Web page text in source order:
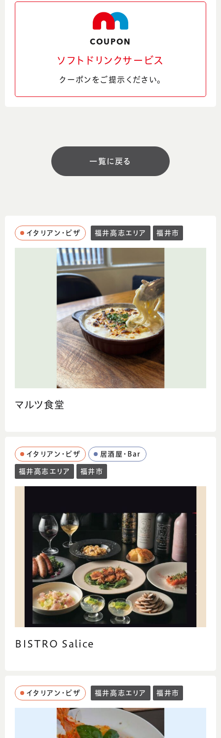
〒918-8205 福井県福井市北四ツ居３丁目
0776‐37‐4790
営業時間
11:30～15:00 ラストオーダー14:30
水曜日
あり 8台
パスタやグラタン、ピザを中心に、2～3週間ご
とにメニューが変わる欧風食堂。
緑豊かで見て癒されるおしゃれな空間で、ゆ
っくり食事を楽しめる大人の一軒です。
COUPON
ソフトドリンクサービス
クーポンをご提示ください。
一覧に戻る
イタリアン・ピザ 福井高志エリア 福井市
マルツ食堂
イタリアン・ピザ
居酒屋・Bar
福井高志エリア
福井市
BISTRO Salice
イタリアン・ピザ 福井高志エリア 福井市